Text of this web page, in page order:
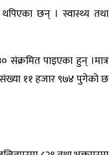
छन् । स्वास्थ्य तथा
संक्रमित पाइएका हुन् ।मात्र
११ हजार ९७४ पुगेको छ